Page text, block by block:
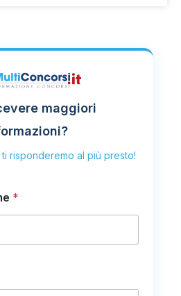
maggiori
risponderemo al più presto!
*